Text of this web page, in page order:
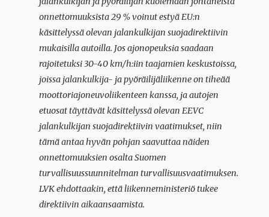
onnettomuuksista 29 % voinut estyä EU:n
käsittelyssä olevan jalankulkijan suojadirektiivin
mukaisilla autoilla. Jos ajonopeuksia saadaan
rajoitetuksi 30-40 km/h:iin taajamien keskustoissa,
joissa jalankulkija- ja pyöräilijäliikenne on tiheää
moottoriajoneuvoliikenteen kanssa, ja autojen
etuosat täyttävät käsittelyssä olevan EEVC
jalankulkijan suojadirektiivin vaatimukset, niin
tämä antaa hyvän pohjan saavuttaa näiden
onnettomuuksien osalta Suomen
turvallisuussuunnitelman turvallisuusvaatimuksen.
LVK ehdottaakin, että liikenneministeriö tukee
direktiivin aikaansaamista.